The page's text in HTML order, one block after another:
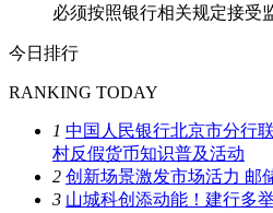
必须按照银行相关规定接受
今日排行
RANKING TODAY
1 中国人民银行北京市分行
村反假货币知识普及活动
2 创新场景激发市场活力 邮
3 山城科创添动能！建行多